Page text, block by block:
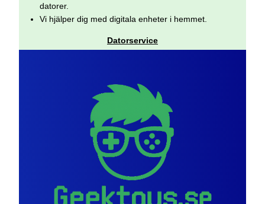
datorer.
Vi hjälper dig med digitala enheter i hemmet.
Datorservice